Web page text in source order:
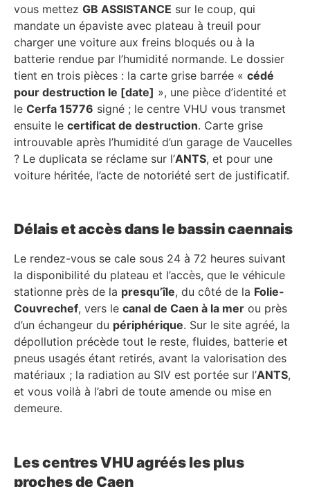
vous mettez GB ASSISTANCE sur le coup, qui
mandate un épaviste avec plateau à treuil pour
charger une voiture aux freins bloqués ou à la
batterie rendue par l’humidité normande. Le dossier
tient en trois pièces : la carte grise barrée « cédé
pour destruction le [date] », une pièce d’identité et
le Cerfa 15776 signé ; le centre VHU vous transmet
ensuite le certificat de destruction. Carte grise
introuvable après l’humidité d’un garage de Vaucelles
? Le duplicata se réclame sur l’ANTS, et pour une
voiture héritée, l’acte de notoriété sert de justificatif.
Délais et accès dans le bassin caennais
Le rendez-vous se cale sous 24 à 72 heures suivant
la disponibilité du plateau et l’accès, que le véhicule
stationne près de la presqu’île, du côté de la Folie-
Couvrechef, vers le canal de Caen à la mer ou près
d’un échangeur du périphérique. Sur le site agréé, la
dépollution précède tout le reste, fluides, batterie et
pneus usagés étant retirés, avant la valorisation des
matériaux ; la radiation au SIV est portée sur l’ANTS,
et vous voilà à l’abri de toute amende ou mise en
demeure.
Les centres VHU agréés les plus
proches de Caen